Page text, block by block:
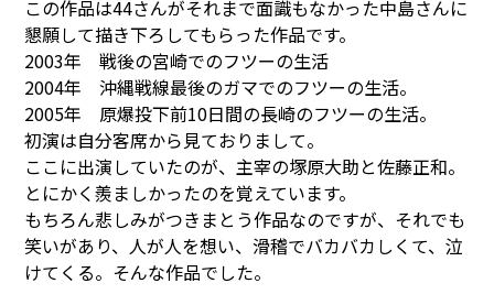
この作品は44さんがそれまで面識もなかった中島さんに
懇願して描き下ろしてもらった作品です。
2003年 戦後の宮崎でのフツーの生活
2004年 沖縄戦線最後のガマでのフツーの生活。
2005年 原爆投下前10日間の長崎のフツーの生活。
初演は自分客席から見ておりまして。
ここに出演していたのが、主宰の塚原大助と佐藤正和。
とにかく羨ましかったのを覚えています。
もちろん悲しみがつきまとう作品なのですが、それでも
笑いがあり、人が人を想い、滑稽でバカバカしくて、泣
けてくる。そんな作品でした。